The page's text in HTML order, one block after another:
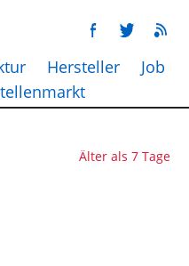
Hersteller
Job
Älter als 7 Tage